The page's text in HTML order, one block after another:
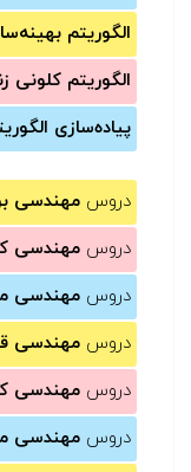
الگوریتم
الگوریتم کلونی
پیاده‌سازی
دروس مهندسی
دروس مهندسی
دروس مهندسی
دروس مهندسی
دروس مهندسی
دروس مهندسی